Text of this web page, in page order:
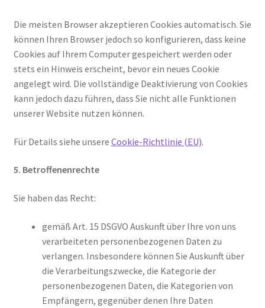
Die meisten Browser akzeptieren Cookies automatisch. Sie
können Ihren Browser jedoch so konfigurieren, dass keine
Cookies auf Ihrem Computer gespeichert werden oder
stets ein Hinweis erscheint, bevor ein neues Cookie
angelegt wird. Die vollständige Deaktivierung von Cookies
kann jedoch dazu führen, dass Sie nicht alle Funktionen
unserer Website nutzen können.
Für Details siehe unsere Cookie-Richtlinie (EU).
5. Betroffenenrechte
Sie haben das Recht:
gemäß Art. 15 DSGVO Auskunft über Ihre von uns
verarbeiteten personenbezogenen Daten zu
verlangen. Insbesondere können Sie Auskunft über
die Verarbeitungszwecke, die Kategorie der
personenbezogenen Daten, die Kategorien von
Empfängern, gegenüber denen Ihre Daten